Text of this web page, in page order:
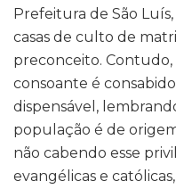
Prefeitura de São
casas de culto de
preconceito. Contudo,
consoante é
dispensável,
população é de
não cabendo esse
evangélicas e